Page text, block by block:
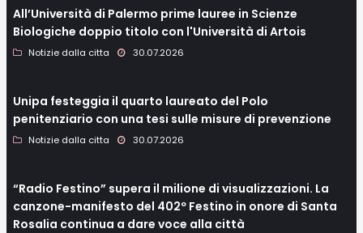
All’Università di Palermo prime lauree in Scienze
Biologiche doppio titolo con l'Università di Artois
Notizie dalla citta 30.07.2026
Unipa festeggia il quarto laureato del Polo
penitenziario con una tesi sulle misure di prevenzione
Notizie dalla citta 30.07.2026
“Radio Festino” supera il milione di visualizzazioni. La
canzone-manifesto del 402º Festino in onore di Santa
Rosalia continua a dare voce alla città